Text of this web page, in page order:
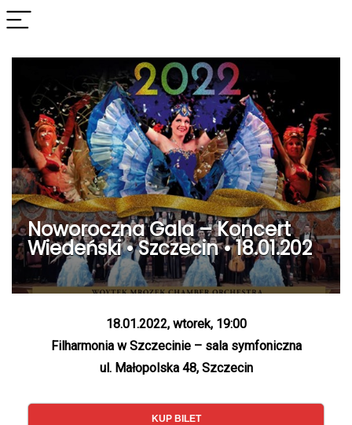
Noworoczna Gala – Koncert
Wiedeński • Szczecin • 18.01.202
18.01.2022, wtorek, 19:00
Filharmonia w Szczecinie – sala symfoniczna
ul. Małopolska 48, Szczecin
KUP BILET